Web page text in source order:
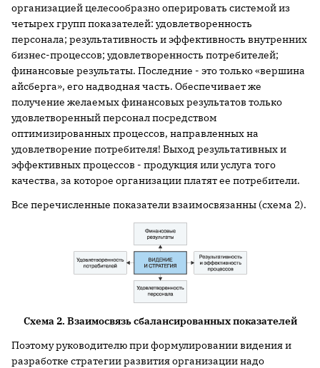
организацией целесообразно оперировать системой из
четырех групп показателей: удовлетворенность
персонала; результативность и эффективность внутренних
бизнес-процессов; удовлетворенность потребителей;
финансовые результаты. Последние - это только «вершина
айсберга», его надводная часть. Обеспечивает же
получение желаемых финансовых результатов только
удовлетворенный персонал посредством
оптимизированных процессов, направленных на
удовлетворение потребителя! Выход результативных и
эффективных процессов - продукция или услуга того
качества, за которое организации платят ее потребители.
Все перечисленные показатели взаимосвязанны (схема 2).
Схема 2. Взаимосвязь сбалансированных показателей
Поэтому руководителю при формулировании видения и
разработке стратегии развития организации надо